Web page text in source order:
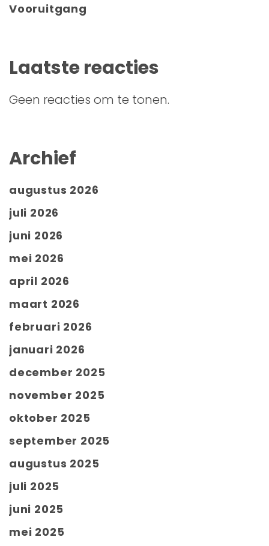
Vooruitgang
Laatste reacties
Geen reacties om te tonen.
Archief
augustus 2026
juli 2026
juni 2026
mei 2026
april 2026
maart 2026
februari 2026
januari 2026
december 2025
november 2025
oktober 2025
september 2025
augustus 2025
juli 2025
juni 2025
mei 2025